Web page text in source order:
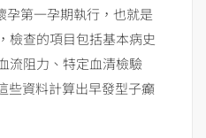
孕第一孕期執行，也就是
檢查的項目包括基本病史
流阻力、特定血清檢驗
些資料計算出早發型子癲